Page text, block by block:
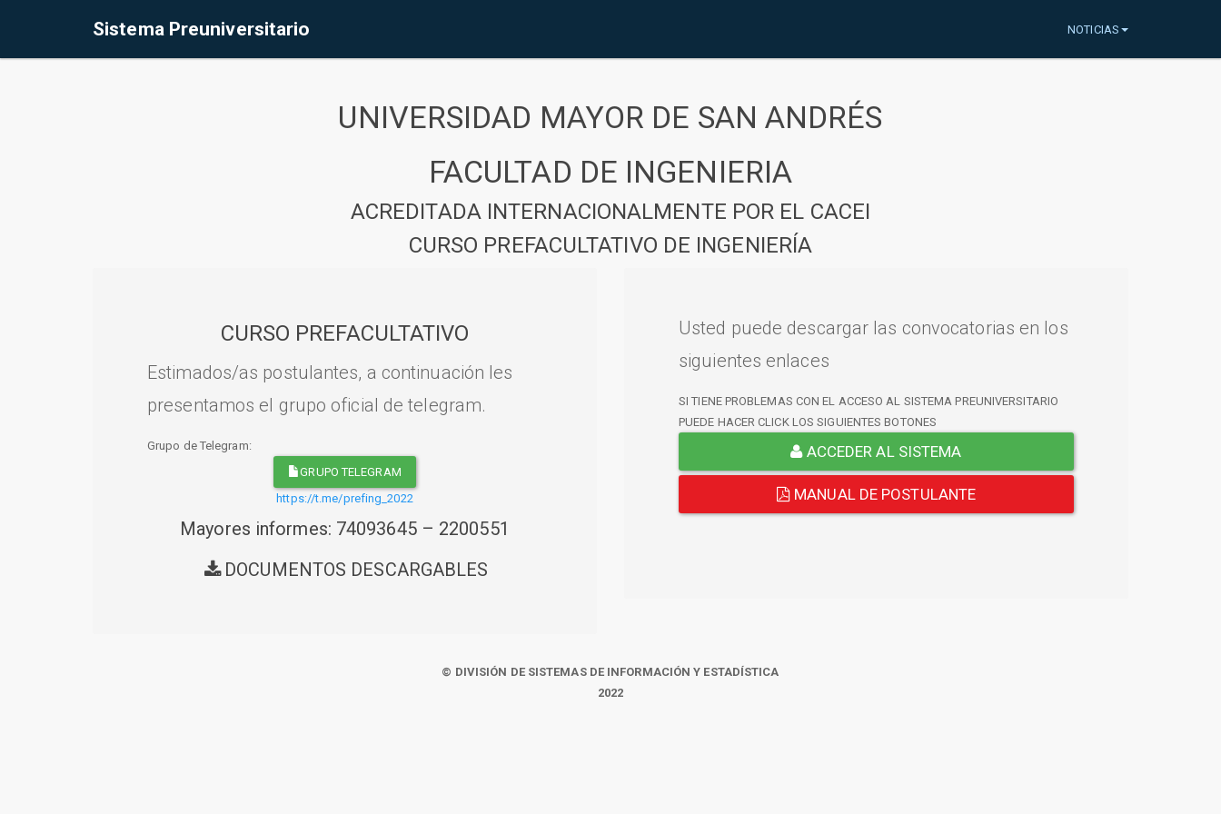
Sistema Preuniversitario NOTICIAS
UNIVERSIDAD MAYOR DE SAN ANDRÉS
FACULTAD DE INGENIERIA
ACREDITADA INTERNACIONALMENTE POR EL CACEI
CURSO PREFACULTATIVO DE INGENIERÍA
CURSO PREFACULTATIVO
Estimados/as postulantes, a continuación les
presentamos el grupo oficial de telegram.
Grupo de Telegram:
GRUPO TELEGRAM
https://t.me/prefing_2022
Mayores informes: 74093645 – 2200551
DOCUMENTOS DESCARGABLES
Usted puede descargar las convocatorias en los
siguientes enlaces
SI TIENE PROBLEMAS CON EL ACCESO AL SISTEMA PREUNIVERSITARIO
PUEDE HACER CLICK LOS SIGUIENTES BOTONES
ACCEDER AL SISTEMA
MANUAL DE POSTULANTE
© DIVISIÓN DE SISTEMAS DE INFORMACIÓN Y ESTADÍSTICA
2022